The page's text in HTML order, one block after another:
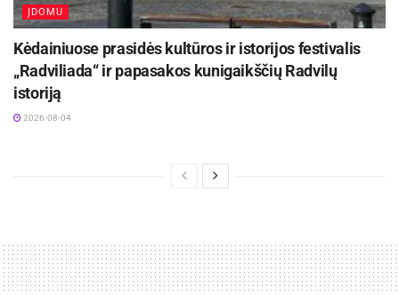
ĮDOMU
Kėdainiuose prasidės kultūros ir istorijos festivalis
„Radviliada“ ir papasakos kunigaikščių Radvilų
istoriją
2026-08-04